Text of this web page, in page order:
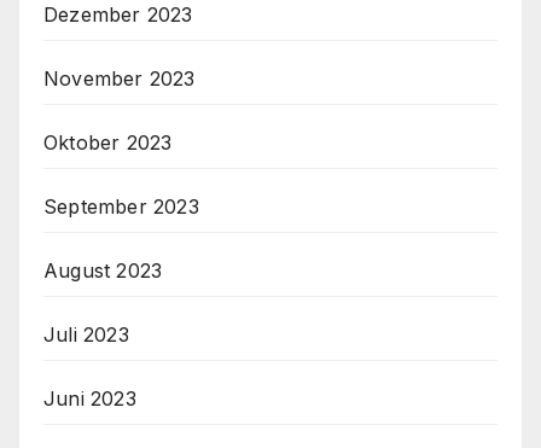
Dezember 2023
November 2023
Oktober 2023
September 2023
August 2023
Juli 2023
Juni 2023